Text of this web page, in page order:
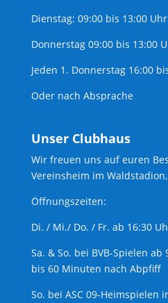
Dienstag: 09:00 bis 13:00 Uhr
Donnerstag 09:00 bis 13:00
Jeden 1. Donnerstag 16:00
Oder nach Absprache
Unser Clubhaus
Wir freuen uns auf euren
Vereinsheim im
Öffnungszeiten:
Di. / Mi./ Do. / Fr. ab 16:30
Sa. & So. bei BVB-Spielen
bis 60 Minuten nach Abpfiff
So. bei ASC 09-Heimspielen